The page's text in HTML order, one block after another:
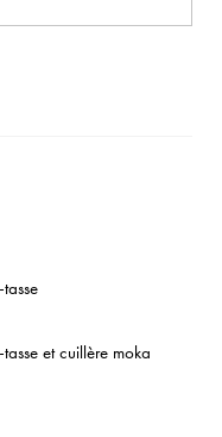
et cuillère moka